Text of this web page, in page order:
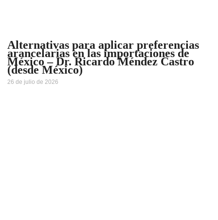
Alternativas para aplicar preferencias
arancelarias en las importaciones de
México – Dr. Ricardo Méndez Castro
(desde México)
26 de julio de 2026